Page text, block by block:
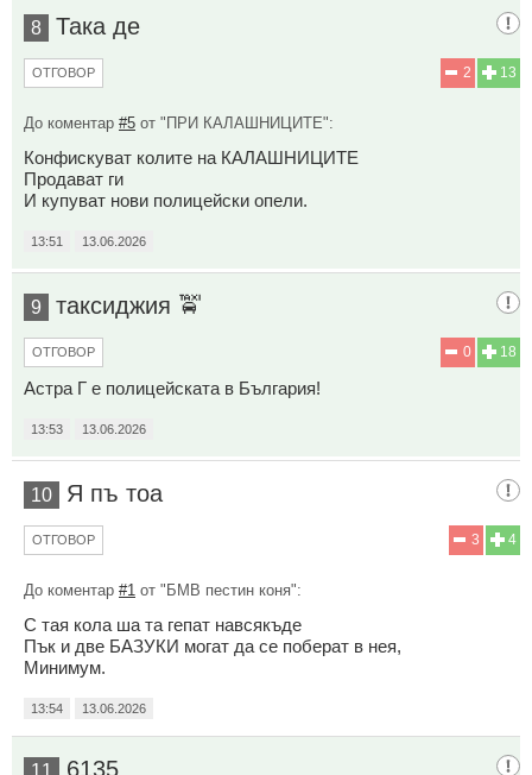
8 Така де
13
2
ОТГОВОР
До коментар #5 от "ПРИ КАЛАШНИЦИТЕ":
Конфискуват колите на КАЛАШНИЦИТЕ
Продават ги
И купуват нови полицейски опели.
13:51 13.06.2026
9 таксиджия 🚖
18
0
ОТГОВОР
Астра Г е полицейската в България!
13:53 13.06.2026
10 Я пъ тоа
4
3
ОТГОВОР
До коментар #1 от "БМВ пестин коня":
С тая кола ша та гепат навсякъде
Пък и две БАЗУКИ могат да се поберат в нея,
Минимум.
13:54 13.06.2026
11 6135